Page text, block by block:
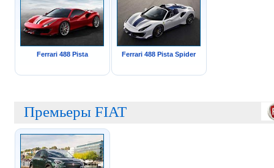
Ferrari 488 Pista Ferrari 488 Pista Spider
Премьеры FIAT